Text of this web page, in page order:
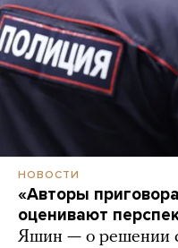
НОВОСТИ
«Авторы
оценивают
Яшин — о решении